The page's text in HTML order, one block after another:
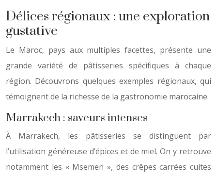
Délices régionaux : une exploration
gustative
Le Maroc, pays aux multiples facettes, présente une
grande variété de pâtisseries spécifiques à chaque
région. Découvrons quelques exemples régionaux, qui
témoignent de la richesse de la gastronomie marocaine.
Marrakech : saveurs intenses
À Marrakech, les pâtisseries se distinguent par
l’utilisation généreuse d’épices et de miel. On y retrouve
notamment les « Msemen », des crêpes carrées cuites